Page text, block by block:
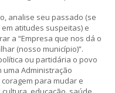
analise seu passado (se
atitudes suspeitas) e
a “Empresa que nos dá o
(nosso município)”.
ou partidária o povo
uma Administração
para mudar e